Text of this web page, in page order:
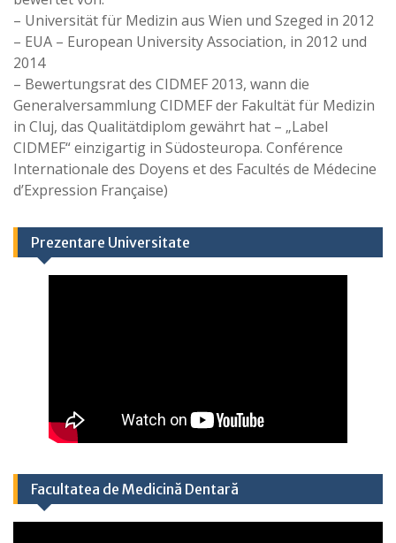
– Universität für Medizin aus Wien und Szeged in 2012
– EUA – European University Association, in 2012 und
2014
– Bewertungsrat des CIDMEF 2013, wann die
Generalversammlung CIDMEF der Fakultät für Medizin
in Cluj, das Qualitätdiplom gewährt hat – „Label
CIDMEF“ einzigartig in Südosteuropa. Conférence
Internationale des Doyens et des Facultés de Médecine
d’Expression Française)
Prezentare Universitate
Facultatea de Medicină Dentară